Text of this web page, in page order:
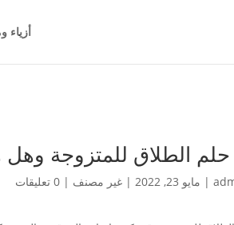
أزياء
الطلاق للمتزوجة وهل
| مايو 23, 2022 | غير مصنف | 0 تعليقات